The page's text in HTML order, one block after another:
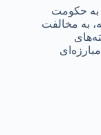
به حکومت
به مخالفت